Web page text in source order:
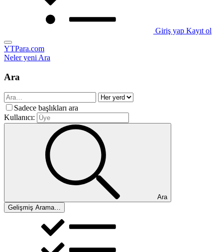
Giriş yap Kayıt ol
YTPara.com
Neler yeniAra
Ara
Sadece başlıkları ara
Kullanıcı:
Ara
Gelişmiş Arama…